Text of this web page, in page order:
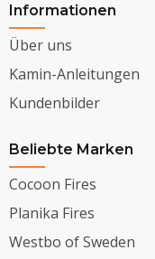
Informationen
Über uns
Kamin-Anleitungen
Kundenbilder
Beliebte Marken
Cocoon Fires
Planika Fires
Westbo of Sweden